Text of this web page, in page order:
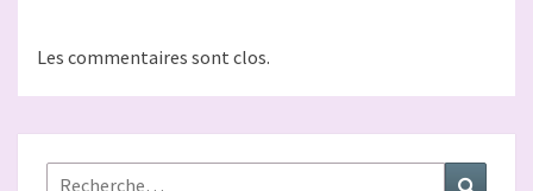
Les commentaires sont clos.
Rechercher :